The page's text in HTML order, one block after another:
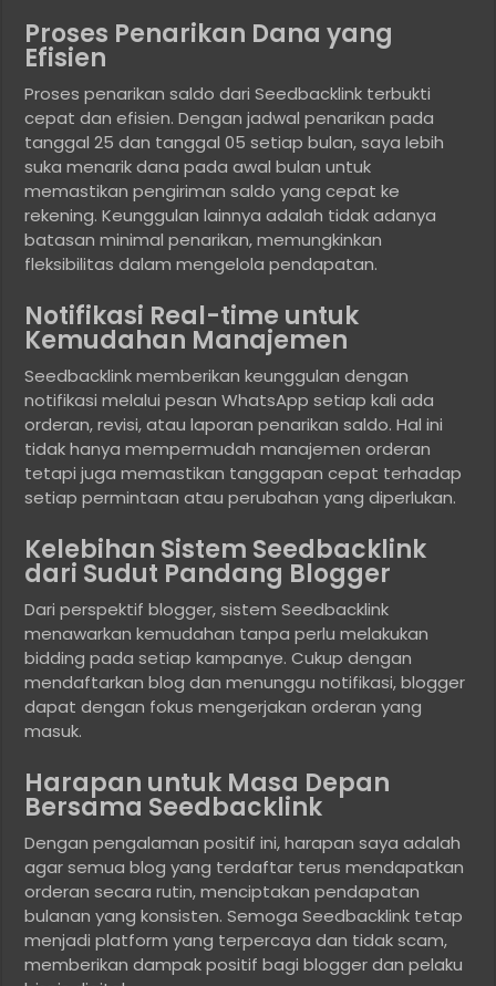
Proses Penarikan Dana yang
Efisien
Proses penarikan saldo dari Seedbacklink terbukti
cepat dan efisien. Dengan jadwal penarikan pada
tanggal 25 dan tanggal 05 setiap bulan, saya lebih
suka menarik dana pada awal bulan untuk
memastikan pengiriman saldo yang cepat ke
rekening. Keunggulan lainnya adalah tidak adanya
batasan minimal penarikan, memungkinkan
fleksibilitas dalam mengelola pendapatan.
Notifikasi Real-time untuk
Kemudahan Manajemen
Seedbacklink memberikan keunggulan dengan
notifikasi melalui pesan WhatsApp setiap kali ada
orderan, revisi, atau laporan penarikan saldo. Hal ini
tidak hanya mempermudah manajemen orderan
tetapi juga memastikan tanggapan cepat terhadap
setiap permintaan atau perubahan yang diperlukan.
Kelebihan Sistem Seedbacklink
dari Sudut Pandang Blogger
Dari perspektif blogger, sistem Seedbacklink
menawarkan kemudahan tanpa perlu melakukan
bidding pada setiap kampanye. Cukup dengan
mendaftarkan blog dan menunggu notifikasi, blogger
dapat dengan fokus mengerjakan orderan yang
masuk.
Harapan untuk Masa Depan
Bersama Seedbacklink
Dengan pengalaman positif ini, harapan saya adalah
agar semua blog yang terdaftar terus mendapatkan
orderan secara rutin, menciptakan pendapatan
bulanan yang konsisten. Semoga Seedbacklink tetap
menjadi platform yang terpercaya dan tidak scam,
memberikan dampak positif bagi blogger dan pelaku